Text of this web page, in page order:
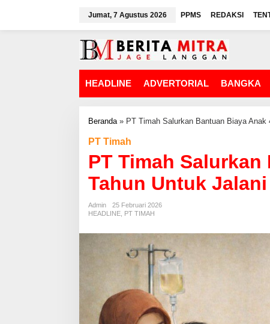
w
Jumat, 7 Agustus 2026 PPMS REDAKSI
HEADLINE ADVERTORIAL BANGKA
Beranda» PT Timah Salurkan Bantuan Biaya
PT Timah
PT Timah
Tahun Untuk
Admin
25 Februari 2026
HEADLINE PT TIMAH